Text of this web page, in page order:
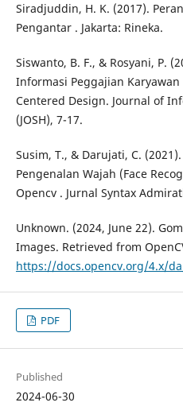
Siradjuddin, H. K. (2017).
Pengantar . Jakarta: Rineka.
Siswanto, B. F., & Rosyani, P.
Informasi Peggajian
Centered Design. Journal of
(JOSH), 7-17.
Susim, T., & Darujati, C.
Pengenalan Wajah (Face
Opencv . Jurnal Syntax
Unknown. (2024, June 22).
Images. Retrieved from
https://docs.opencv.org/4.x/
PDF
Published
2024-06-30